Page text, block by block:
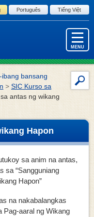
Português Tiếng Việt
MENU
sa
ng
bansang
> SIC Kurso sa
antas ng wikang
Hapon
sa anim na antas,
sa “Sangguniang
Hapon”
na nakabalangkas
Pag-aaral ng Wikang